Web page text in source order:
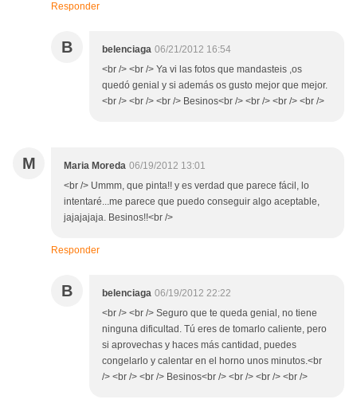
Responder
B belenciaga 06/21/2012 16:54
<br /> <br /> Ya vi las fotos que mandasteis ,os
quedó genial y si además os gusto mejor que mejor.
<br /> <br /> <br /> Besinos<br /> <br /> <br /> <br />
M Maria Moreda 06/19/2012 13:01
<br /> Ummm, que pinta!! y es verdad que parece fácil, lo
intentaré...me parece que puedo conseguir algo aceptable,
jajajajaja. Besinos!!<br />
Responder
B belenciaga 06/19/2012 22:22
<br /> <br /> Seguro que te queda genial, no tiene
ninguna dificultad. Tú eres de tomarlo caliente, pero
si aprovechas y haces más cantidad, puedes
congelarlo y calentar en el horno unos minutos.<br
/> <br /> <br /> Besinos<br /> <br /> <br /> <br />